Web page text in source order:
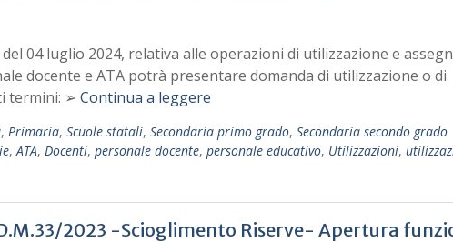
04 luglio 2024, relativa alle operazioni di utilizzazione e
docente e ATA potrà presentare domanda di utilizzazione o di
termini: ➢ Continua a leggere
, Primaria, Scuole statali, Secondaria primo grado, Secondaria secondo grado
,ATA, Docenti, personale docente, personale educativo, Utilizzazioni,
2023 -Scioglimento Riserve- Apertura